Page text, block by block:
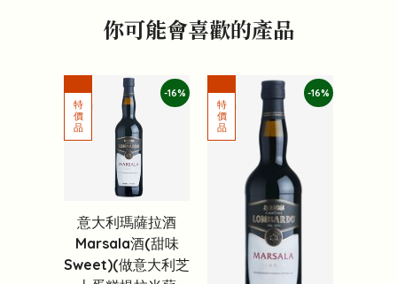
你可能會喜歡的產品
-16%
意大利瑪薩拉酒
Marsala酒(甜味
Sweet)(做意大利芝
-16%